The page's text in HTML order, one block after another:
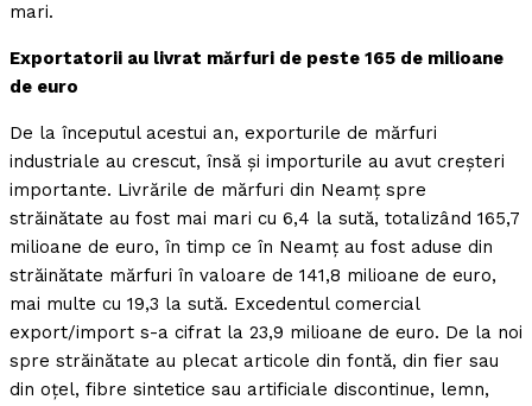
mari.
Exportatorii au livrat mărfuri de peste 165 de milioane
de euro
De la începutul acestui an, exporturile de mărfuri
industriale au crescut, însă şi importurile au avut creşteri
importante. Livrările de mărfuri din Neamţ spre
străinătate au fost mai mari cu 6,4 la sută, totalizând 165,7
milioane de euro, în timp ce în Neamţ au fost aduse din
străinătate mărfuri în valoare de 141,8 milioane de euro,
mai multe cu 19,3 la sută. Excedentul comercial
export/import s-a cifrat la 23,9 milioane de euro. De la noi
spre străinătate au plecat articole din fontă, din fier sau
din oţel, fibre sintetice sau artificiale discontinue, lemn,